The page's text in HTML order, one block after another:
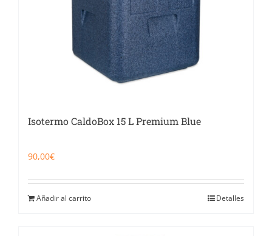
Isotermo CaldoBox 15 L Premium Blue
90,00€
Añadir al carrito Detalles